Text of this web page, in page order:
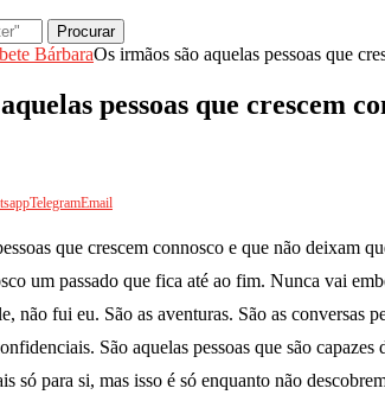
Procurar
BárbaraOs irmãos são aquelas pessoas que
pessoas que crescem
TelegramEmail
que crescem connosco e que não deixam
um passado que fica até ao fim. Nunca vai
não fui eu. São as aventuras. São as conversas
São aquelas pessoas que são
só para si, mas isso é só enquanto não